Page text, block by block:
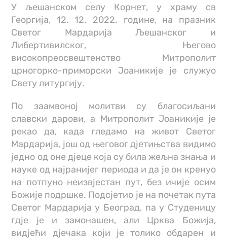
У љешанском селу Корнет, у храму св
Георгија, 12. 12. 2022. године, на празник
Светог Мардарија Љешанског и
Либертивилског, Његово
високопреосвештенство Митрополит
црногорко-приморски Јоаникије је служуо
Свету литургију.
По заамвоној молитви су благосиљани
славски дарови, а Митрополит Јоаникије је
рекао да, када гледамо на живот Светог
Мардарија, још од његовог дјетињства видимо
једно од оне дјеце која су била жељна знања и
науке од најранијег периода и да је он кренуо
на потпуно неизвјестан пут, без ичије осим
Божије подршке. Подсјетио је на почетак пута
Светог Мардарија у Београд, па у Студеницу
гдје је и замонашен, али Црква Божија,
видјећи дјечака који је толико обдарен и